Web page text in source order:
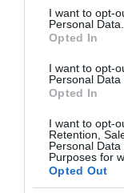
consent section.
I want to opt-
Personal Data.
Opted In
I want to opt-
Personal Data
Opted In
I want to opt-
Retention,
Personal
Purposes for
Opted Out
Οι